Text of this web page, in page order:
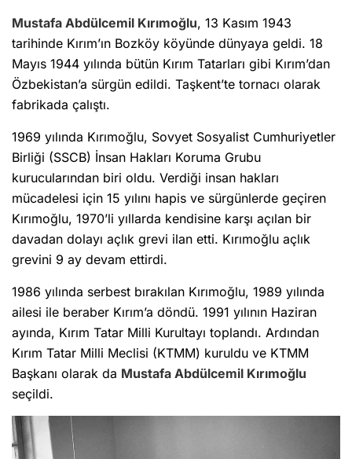
Mustafa Abdülcemil Kırımoğlu, 13 Kasım 1943
tarihinde Kırım’ın Bozköy köyünde dünyaya geldi. 18
Mayıs 1944 yılında bütün Kırım Tatarları gibi Kırım’dan
Özbekistan’a sürgün edildi. Taşkent’te tornacı olarak
fabrikada çalıştı.
1969 yılında Kırımoğlu, Sovyet Sosyalist Cumhuriyetler
Birliği (SSCB) İnsan Hakları Koruma Grubu
kurucularından biri oldu. Verdiği insan hakları
mücadelesi için 15 yılını hapis ve sürgünlerde geçiren
Kırımoğlu, 1970’li yıllarda kendisine karşı açılan bir
davadan dolayı açlık grevi ilan etti. Kırımoğlu açlık
grevini 9 ay devam ettirdi.
1986 yılında serbest bırakılan Kırımoğlu, 1989 yılında
ailesi ile beraber Kırım’a döndü. 1991 yılının Haziran
ayında, Kırım Tatar Milli Kurultayı toplandı. Ardından
Kırım Tatar Milli Meclisi (KTMM) kuruldu ve KTMM
Başkanı olarak da Mustafa Abdülcemil Kırımoğlu
seçildi.